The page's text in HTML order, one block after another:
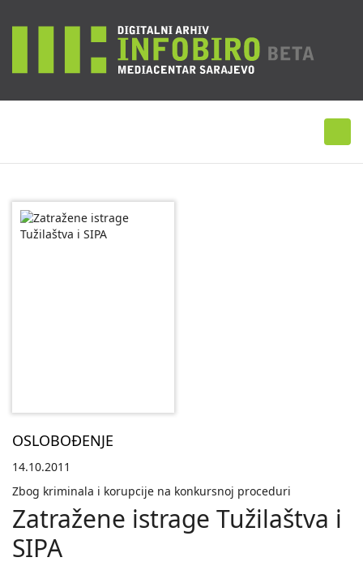
OSLOBOĐENJE
14.10.2011
Zbog kriminala i korupcije na konkursnoj proceduri
Zatražene istrage Tužilaštva i
SIPA